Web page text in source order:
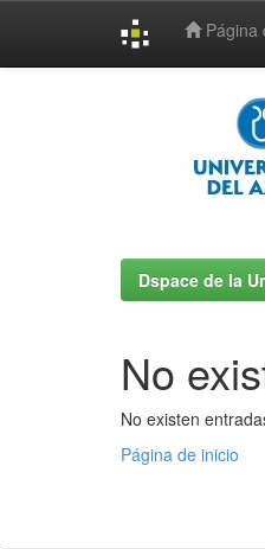
Página
Dspace de la
No
No existen
Página de inicio